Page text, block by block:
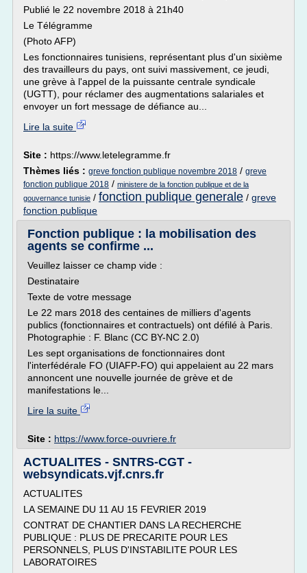
Publié le 22 novembre 2018 à 21h40
Le Télégramme
(Photo AFP)
Les fonctionnaires tunisiens, représentant plus d'un sixième
des travailleurs du pays, ont suivi massivement, ce jeudi,
une grève à l'appel de la puissante centrale syndicale
(UGTT), pour réclamer des augmentations salariales et
envoyer un fort message de défiance au...
Lire la suite
Site : https://www.letelegramme.fr
Thèmes liés : greve fonction publique novembre 2018 / greve
fonction publique 2018 / ministere de la fonction publique et de la
gouvernance tunisie / fonction publique generale / greve
fonction publique
Fonction publique : la mobilisation des
agents se confirme ...
Veuillez laisser ce champ vide :
Destinataire
Texte de votre message
Le 22 mars 2018 des centaines de milliers d'agents
publics (fonctionnaires et contractuels) ont défilé à Paris.
Photographie : F. Blanc (CC BY-NC 2.0)
Les sept organisations de fonctionnaires dont
l'interfédérale FO (UIAFP-FO) qui appelaient au 22 mars
annoncent une nouvelle journée de grève et de
manifestations le...
Lire la suite
Site : https://www.force-ouvriere.fr
ACTUALITES - SNTRS-CGT -
websyndicats.vjf.cnrs.fr
ACTUALITES
LA SEMAINE DU 11 AU 15 FEVRIER 2019
CONTRAT DE CHANTIER DANS LA RECHERCHE
PUBLIQUE : PLUS DE PRECARITE POUR LES
PERSONNELS, PLUS D'INSTABILITE POUR LES
LABORATOIRES